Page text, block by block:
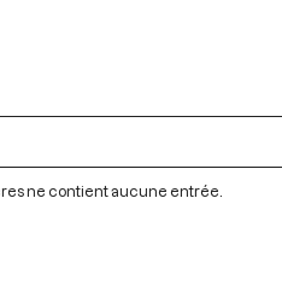
ne contient aucune entrée.